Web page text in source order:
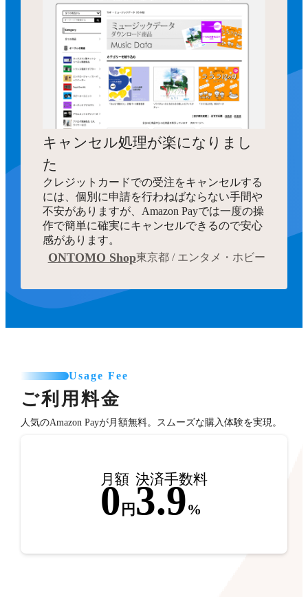
キャンセル処理が楽になりまし
た
クレジットカードでの受注をキャンセルする
には、個別に申請を行わねばならない手間や
不安がありますが、Amazon Payでは一度の操
作で簡単に確実にキャンセルできるので安心
感があります。
ONTOMO Shop東京都 / エンタメ・ホビー
Usage Fee
ご利用料金
人気のAmazon Payが月額無料。スムーズな購入体験を実現。
月額
0円
決済手数料
3.9%